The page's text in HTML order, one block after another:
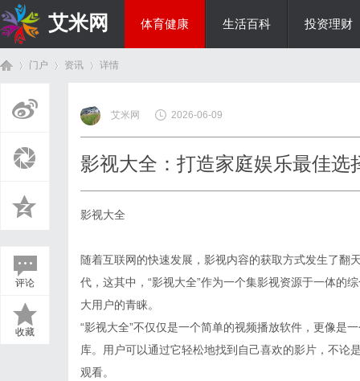
艾米网 体育健康 生活百科 投资理财
门户 资讯
›
详情
评论
收藏
艾米网 2026-06-09
影视大全：打造家庭娱乐最佳选
影视大全
随着互联网的快速发展，影视内容的获取方式发生了翻
代，这其中，“影视大全”作为一个集影视资源于一体的
大用户的青睐。
“影视大全”不仅仅是一个简单的视频播放软件，更像是
库。用户可以通过它轻松地找到自己喜欢的影片，不论
观看。